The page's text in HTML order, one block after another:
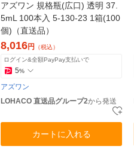
アズワン 規格瓶(広口) 透明 37.
5mL 100本入 5-130-23 1箱(100
個)（直送品）
8,016円
（税込）
ログイン&全額PayPay支払いで
5%
アズワン
LOHACO 直送品グループ2から発送
カートに入れる